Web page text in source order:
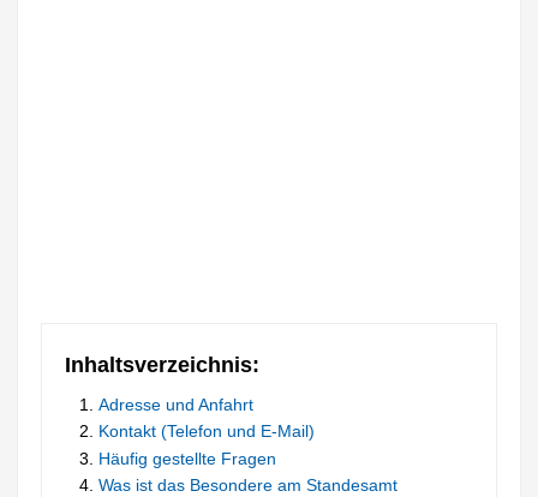
Inhaltsverzeichnis:
Adresse und Anfahrt
Kontakt (Telefon und E-Mail)
Häufig gestellte Fragen
Was ist das Besondere am Standesamt